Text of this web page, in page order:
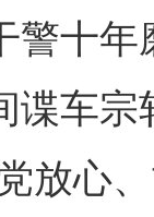
警十
谍车
放心